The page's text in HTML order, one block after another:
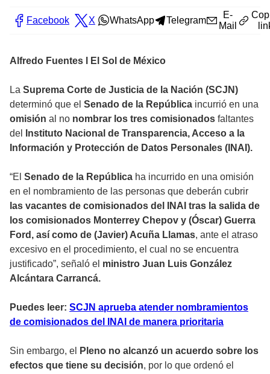
Facebook X WhatsApp Telegram
E-
Mail
Alfredo Fuentes l El Sol de México
La Suprema Corte de Justicia de la Nación (SCJN)
determinó que el Senado de la República incurrió en una
omisión al no nombrar los tres comisionados faltantes
del
Instituto Nacional de Transparencia, Acceso a la
Información y Protección de Datos Personales (INAI).
“El Senado de la República ha incurrido en una omisión
en el nombramiento de las personas que deberán cubrir
las vacantes de comisionados del INAI tras la salida de
los comisionados Monterrey Chepov y (Óscar) Guerra
Ford, así como de (Javier) Acuña Llamas, ante el atraso
excesivo en el procedimiento, el cual no se encuentra
justificado”, señaló el ministro Juan Luis González
Alcántara Carrancá.
Puedes leer: SCJN aprueba atender nombramientos
de comisionados del INAI de manera prioritaria
Sin embargo, el
Pleno no alcanzó un acuerdo sobre los
efectos que tiene su decisión, por lo que ordenó el